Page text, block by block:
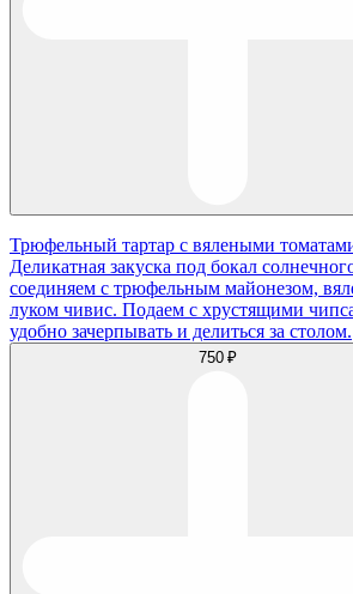
Трюфельный тартар с вялеными
Деликатная закуска под бокал
соединяем с трюфельным майонезом,
луком чивис. Подаем с хрустящими
удобно зачерпывать и делиться за столом.
750 ₽